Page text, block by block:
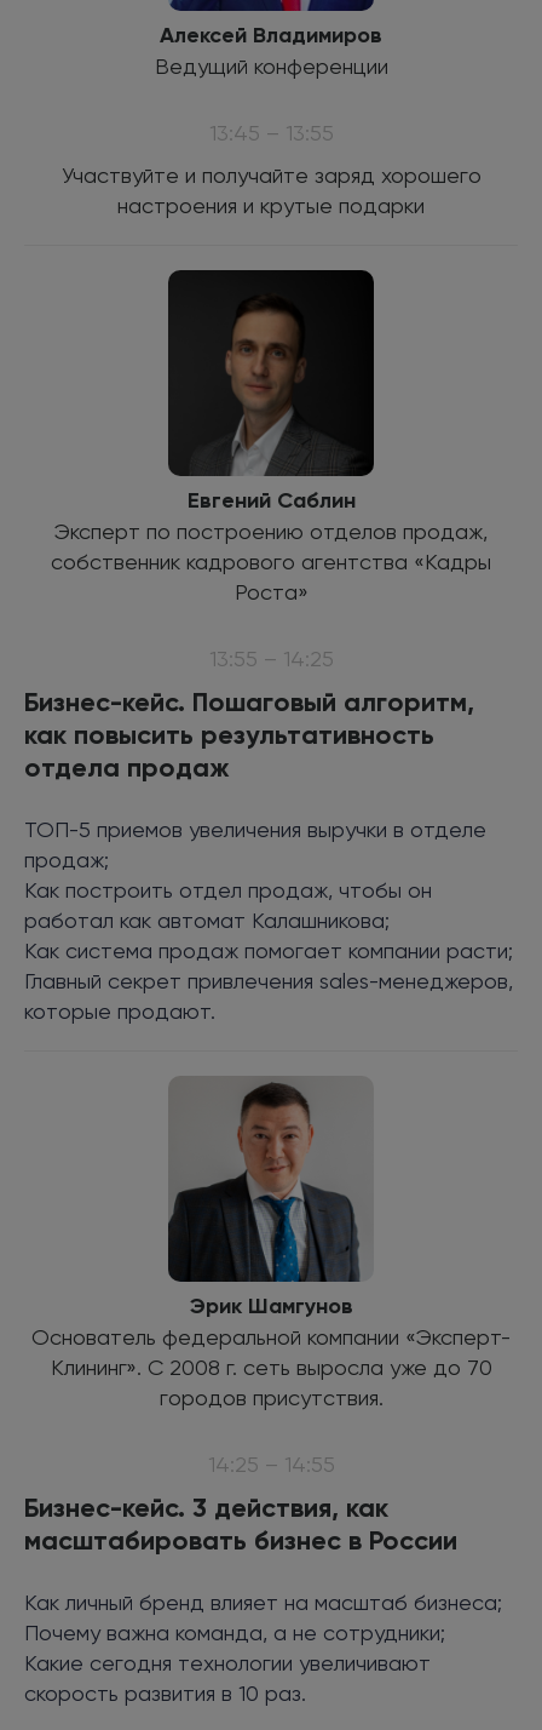
Алексей Владимиров
Ведущий конференции
13:45 – 13:55
Участвуйте и получайте заряд хорошего
настроения и крутые подарки
Евгений Саблин
Эксперт по построению отделов продаж,
собственник кадрового агентства «Кадры
Роста»
13:55 – 14:25
Бизнес-кейс. Пошаговый алгоритм,
как повысить результативность
отдела продаж
ТОП-5 приемов увеличения выручки в отделе
продаж;
Как построить отдел продаж, чтобы он
работал как автомат Калашникова;
Как система продаж помогает компании расти;
Главный секрет привлечения sales-менеджеров,
которые продают.
Эрик Шамгунов
Основатель федеральной компании «Эксперт-
Клининг». С 2008 г. сеть выросла уже до 70
городов присутствия.
14:25 – 14:55
Бизнес-кейс. 3 действия, как
масштабировать бизнес в России
Как личный бренд влияет на масштаб бизнеса;
Почему важна команда, а не сотрудники;
Какие сегодня технологии увеличивают
скорость развития в 10 раз.